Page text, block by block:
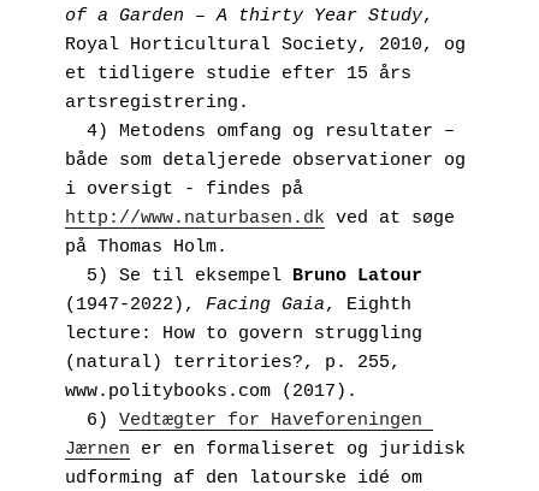
of a Garden – A thirty Year Study,
Royal Horticultural Society, 2010, og
et tidligere studie efter 15 års
artsregistrering.
både som detaljerede observationer og
http://www.naturbasen.dk ved at søge
på Thomas Holm.
  5) Se til eksempel
Bruno Latour
(1947-2022), Facing Gaia, Eighth
lecture: How to govern struggling
(natural) territories?, p. 255,
www.politybooks.com (2017).
  6)
Vedtægter for Haveforeningen
Jærnen er en formaliseret og juridisk
udforming af den latourske idé om